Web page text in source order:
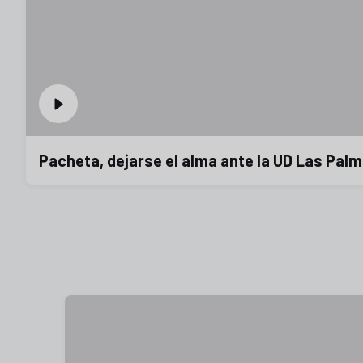
Pacheta, dejarse el alma ante la UD Las